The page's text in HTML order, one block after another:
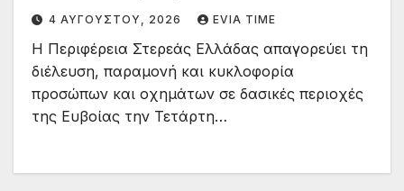
4 ΑΥΓΟΎΣΤΟΥ, 2026 EVIA TIME
Η Περιφέρεια Στερεάς Ελλάδας απαγορεύει τη
διέλευση, παραμονή και κυκλοφορία
προσώπων και οχημάτων σε δασικές περιοχές
της Ευβοίας την Τετάρτη…